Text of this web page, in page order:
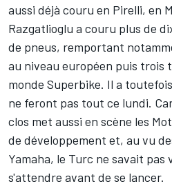
aussi déjà couru en Pirelli, en
Razgatlioglu a couru plus de
de pneus, remportant
au niveau européen puis trois
monde Superbike. Il a
ne feront pas tout ce lundi.
clos met aussi en scène les
de développement et, au vu
Yamaha, le Turc ne savait pas
s'attendre avant de se lancer.